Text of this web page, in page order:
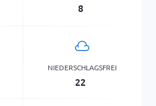
8
NIEDERSCHLAGSFREI
22